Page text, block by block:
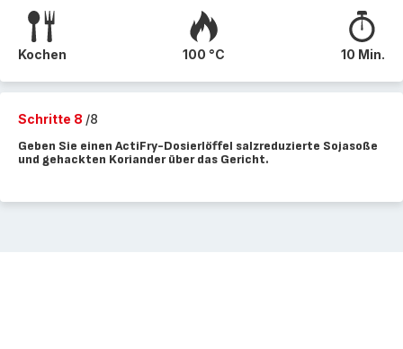
Kochen 100 °C 10 Min.
Schritte 8 /8
Geben Sie einen ActiFry-Dosierlöffel salzreduzierte Sojasoße
und gehackten Koriander über das Gericht.